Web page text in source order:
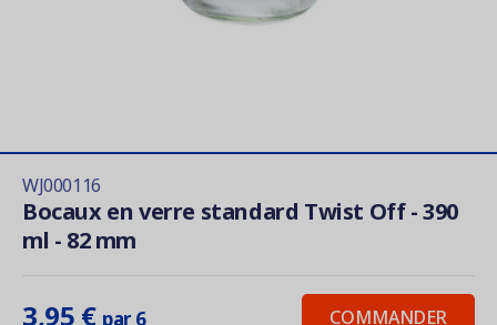
WJ000116
Bocaux en verre standard Twist Off - 390
ml - 82 mm
3,95 € par 6 COMMANDER